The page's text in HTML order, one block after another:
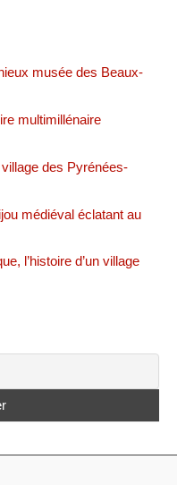
musée des Beaux-
multimillénaire
des Pyrénées-
médiéval éclatant au
l’histoire d’un village